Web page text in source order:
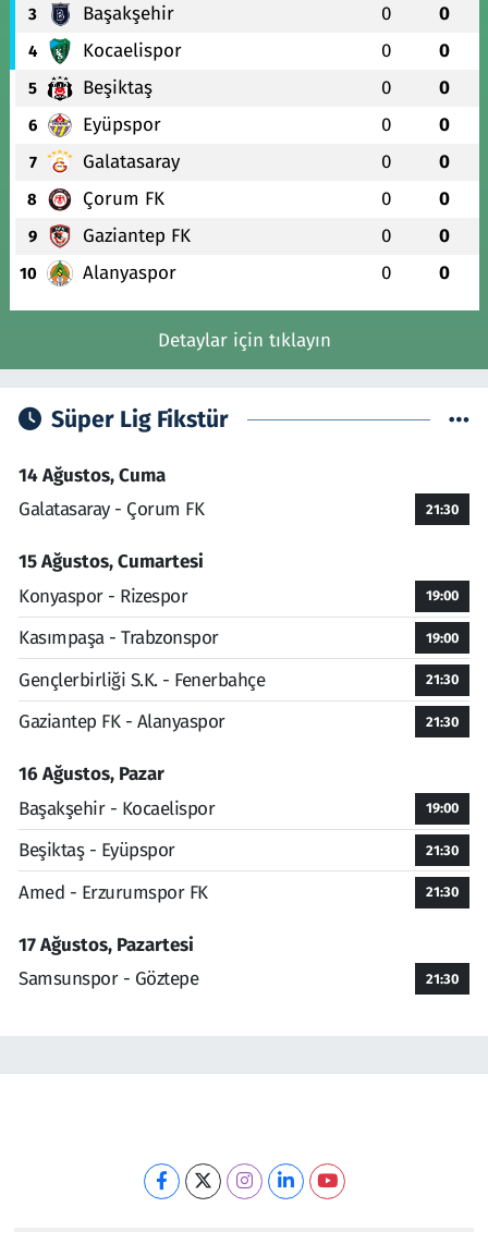
3 Başakşehir 0 0
4 Kocaelispor 0 0
5 Beşiktaş 0 0
6 Eyüpspor 0 0
7 Galatasaray 0 0
8 Çorum FK 0 0
9 Gaziantep FK 0 0
10 Alanyaspor 0 0
Detaylar için tıklayın
Süper Lig Fikstür
14 Ağustos, Cuma
Galatasaray - Çorum FK
21:30
15 Ağustos, Cumartesi
Konyaspor - Rizespor
19:00
Kasımpaşa - Trabzonspor 19:00
Gençlerbirliği S.K. - Fenerbahçe 21:30
Gaziantep FK - Alanyaspor 21:30
16 Ağustos, Pazar
Başakşehir - Kocaelispor
19:00
Beşiktaş - Eyüpspor 21:30
Amed - Erzurumspor FK 21:30
17 Ağustos, Pazartesi
Samsunspor - Göztepe
21:30